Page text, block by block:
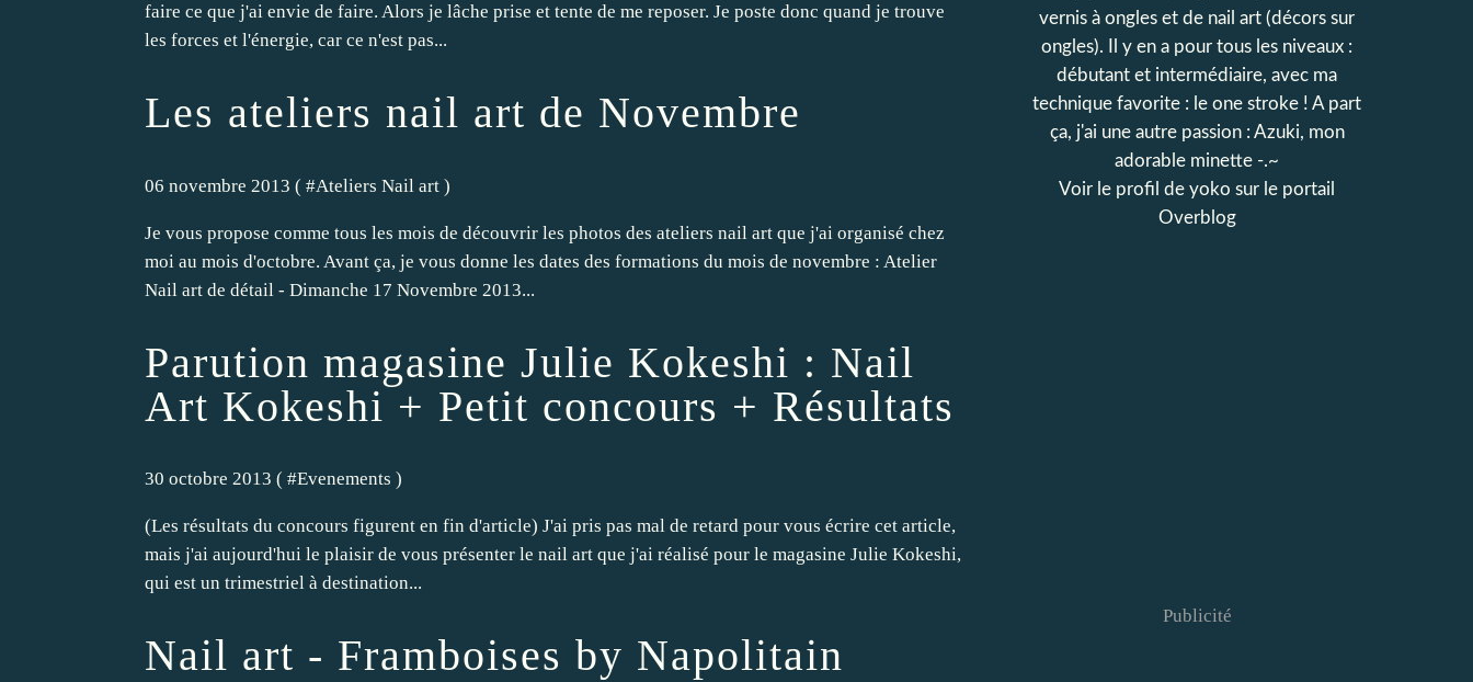
faire ce que j'ai envie de faire. Alors je lâche prise et tente de me reposer. Je poste donc quand je trouve
les forces et l'énergie, car ce n'est pas...
Les ateliers nail art de Novembre
06 novembre 2013 ( #Ateliers Nail art )
Je vous propose comme tous les mois de découvrir les photos des ateliers nail art que j'ai organisé chez
moi au mois d'octobre. Avant ça, je vous donne les dates des formations du mois de novembre : Atelier
Nail art de détail - Dimanche 17 Novembre 2013...
Parution magasine Julie Kokeshi : Nail
Art Kokeshi + Petit concours + Résultats
30 octobre 2013 ( #Evenements )
(Les résultats du concours figurent en fin d'article) J'ai pris pas mal de retard pour vous écrire cet article,
mais j'ai aujourd'hui le plaisir de vous présenter le nail art que j'ai réalisé pour le magasine Julie Kokeshi,
qui est un trimestriel à destination...
Nail art - Framboises by Napolitain
vernis à ongles et de nail art (décors sur
ongles). Il y en a pour tous les niveaux :
débutant et intermédiaire, avec ma
technique favorite : le one stroke ! A part
ça, j'ai une autre passion : Azuki, mon
adorable minette -.~
Voir le profil de yoko sur le portail
Overblog
Publicité